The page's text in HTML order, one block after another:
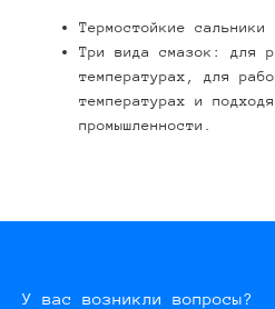
Термостойкие сальники
Три вида смазок: для
температурах, для
температурах и
промышленности.
У вас возникли вопросы?